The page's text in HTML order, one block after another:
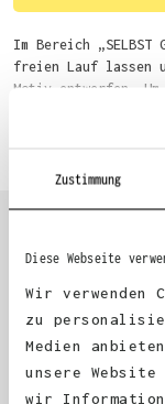
Zustimmung
Diese Webseite
Wir verwenden
zu
Medien
unsere Website
wir
Im Bereich
freien Lauf lassen
Motiv entwerfen.
wir eine von
Wähle einfach
du auch bequem